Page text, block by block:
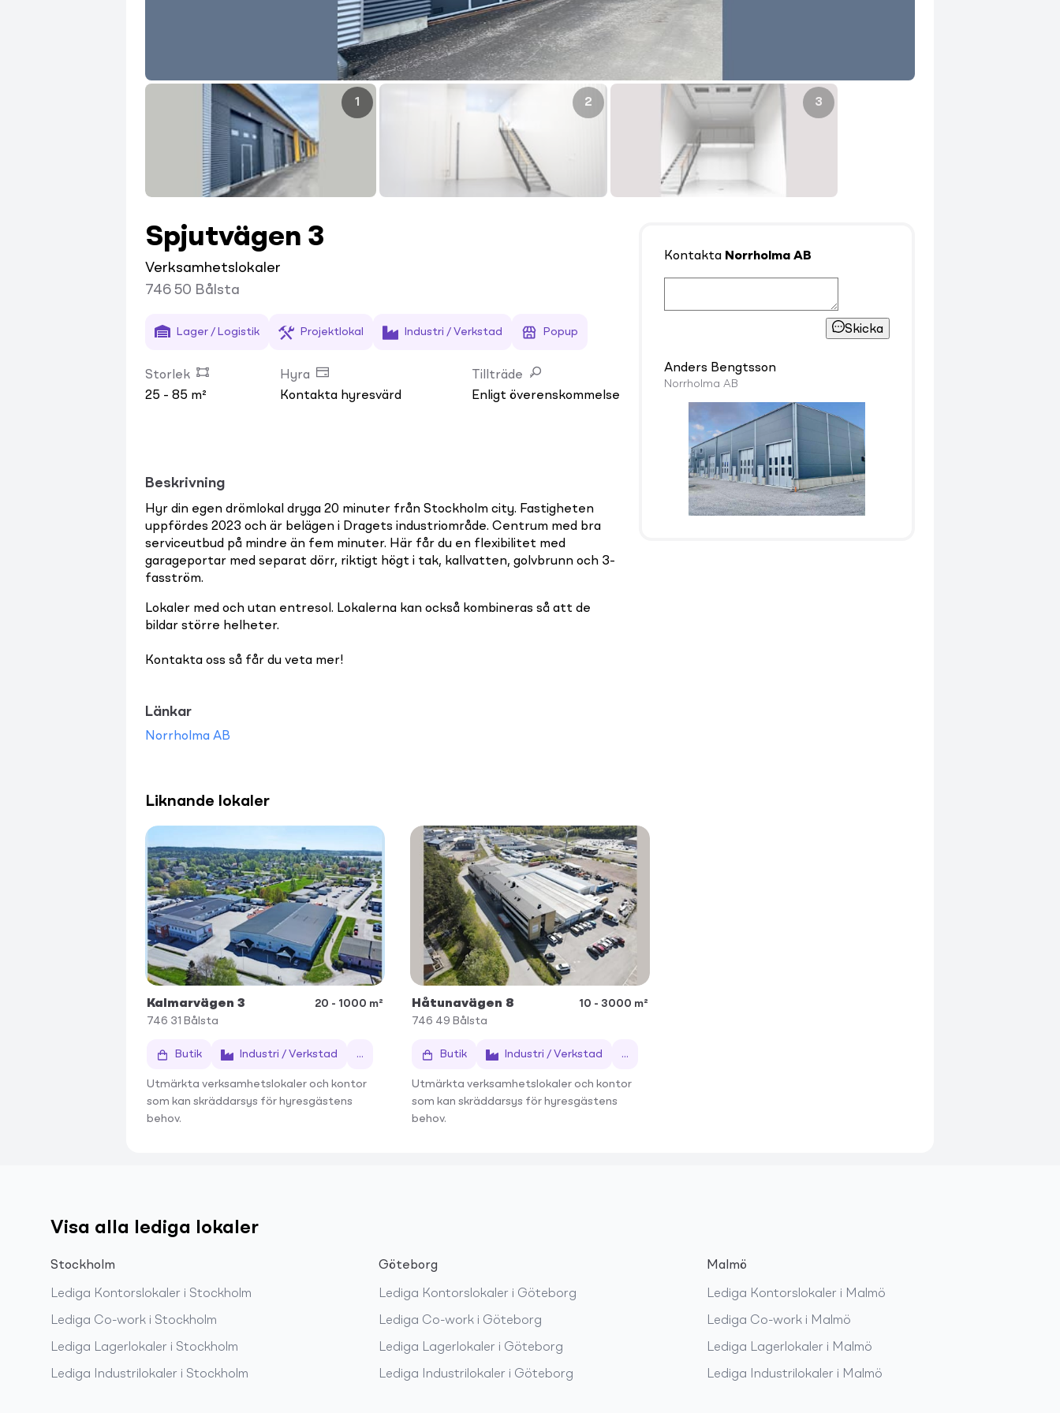
1 2 3
Spjutvägen 3
Verksamhetslokaler
746 50 Bålsta
Lager / Logistik Projektlokal Industri / Verkstad Popup
Storlek
25 - 85 m²
Hyra
Kontakta hyresvärd
Tillträde
Enligt överenskommelse
Beskrivning
Hyr din egen drömlokal dryga 20 minuter från Stockholm city. Fastigheten
uppfördes 2023 och är belägen i Dragets industriområde. Centrum med bra
serviceutbud på mindre än fem minuter. Här får du en flexibilitet med
garageportar med separat dörr, riktigt högt i tak, kallvatten, golvbrunn och 3-
fasström.
Lokaler med och utan entresol. Lokalerna kan också kombineras så att de
bildar större helheter.
Kontakta oss så får du veta mer!
Länkar
Norrholma AB
Kontakta Norrholma AB
Skicka
Anders Bengtsson
Norrholma AB
Liknande lokaler
Kalmarvägen 3
20 - 1000 m²
746 31 Bålsta
Butik Industri / Verkstad ...
Utmärkta verksamhetslokaler och kontor
som kan skräddarsys för hyresgästens
behov.
Håtunavägen 8
10 - 3000 m²
746 49 Bålsta
Butik Industri / Verkstad ...
Utmärkta verksamhetslokaler och kontor
som kan skräddarsys för hyresgästens
behov.
Visa alla lediga lokaler
Stockholm
Lediga Kontorslokaler i Stockholm
Lediga Co-work i Stockholm
Lediga Lagerlokaler i Stockholm
Lediga Industrilokaler i Stockholm
Göteborg
Lediga Kontorslokaler i Göteborg
Lediga Co-work i Göteborg
Lediga Lagerlokaler i Göteborg
Lediga Industrilokaler i Göteborg
Malmö
Lediga Kontorslokaler i Malmö
Lediga Co-work i Malmö
Lediga Lagerlokaler i Malmö
Lediga Industrilokaler i Malmö